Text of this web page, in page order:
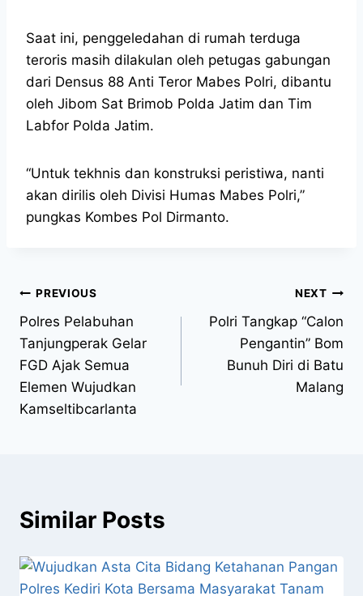
Saat ini, penggeledahan di rumah terduga
teroris masih dilakulan oleh petugas gabungan
dari Densus 88 Anti Teror Mabes Polri, dibantu
oleh Jibom Sat Brimob Polda Jatim dan Tim
Labfor Polda Jatim.
“Untuk tekhnis dan konstruksi peristiwa, nanti
akan dirilis oleh Divisi Humas Mabes Polri,”
pungkas Kombes Pol Dirmanto.
PREVIOUS
Polres Pelabuhan
Tanjungperak Gelar
FGD Ajak Semua
Elemen Wujudkan
Kamseltibcarlanta
NEXT
Polri Tangkap “Calon
Pengantin” Bom
Bunuh Diri di Batu
Malang
Similar Posts